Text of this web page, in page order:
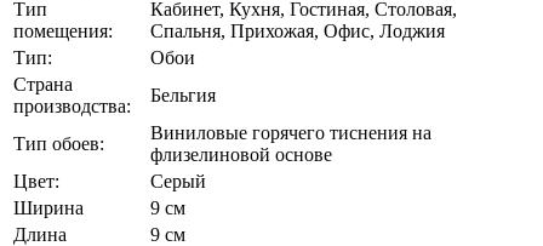
Тип
помещения:
Кабинет, Кухня, Гостиная, Столовая,
Спальня, Прихожая, Офис, Лоджия
Тип:
Обои
Страна
производства:
Бельгия
Тип обоев:
Виниловые горячего тиснения на
флизелиновой основе
Цвет:
Серый
Ширина
9 см
Длина
9 см